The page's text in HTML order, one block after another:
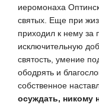
иеромонаха
святых. Еще при
приходил к нему
исключительную
святость, умение
ободрять и
собственное
осуждать, никому